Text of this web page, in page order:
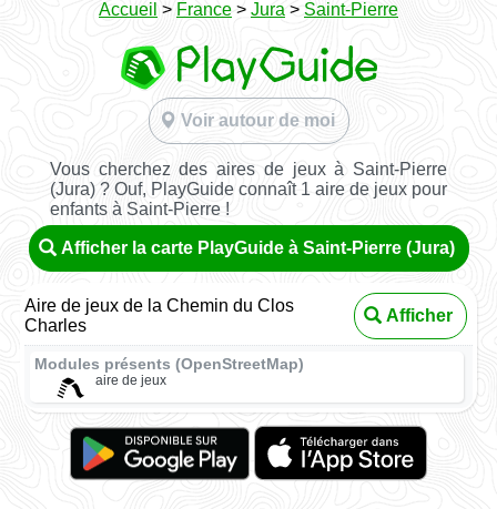
Accueil > France > Jura > Saint-Pierre
Voir autour de moi
Vous cherchez des aires de jeux à Saint-Pierre
(Jura) ? Ouf, PlayGuide connaît 1 aire de jeux pour
enfants à Saint-Pierre !
Afficher la carte PlayGuide à Saint-Pierre (Jura)
Aire de jeux de la Chemin du Clos
Charles
Afficher
Modules présents (OpenStreetMap)
aire de jeux